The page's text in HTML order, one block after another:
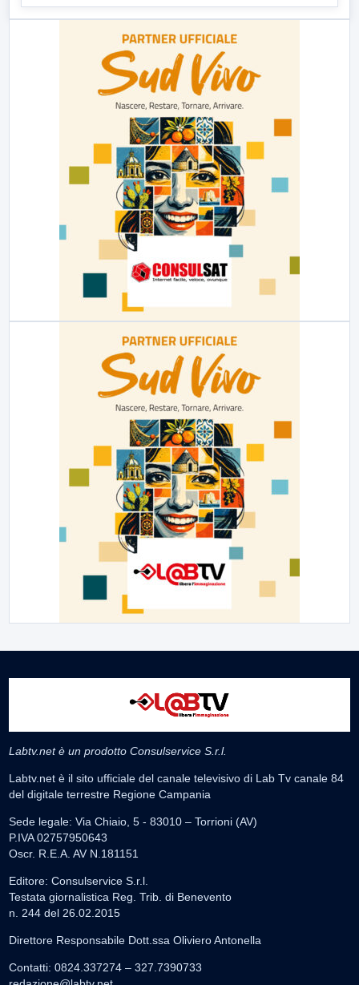
Labtv.net è un prodotto Consulservice S.r.l.
Labtv.net è il sito ufficiale del canale televisivo di Lab Tv canale 84
del digitale terrestre Regione Campania
Sede legale: Via Chiaio, 5 - 83010 – Torrioni (AV)
P.IVA 02757950643
Oscr. R.E.A. AV N.181151
Editore: Consulservice S.r.l.
Testata giornalistica Reg. Trib. di Benevento
n. 244 del 26.02.2015
Direttore Responsabile Dott.ssa Oliviero Antonella
Contatti: 0824.337274 – 327.7390733